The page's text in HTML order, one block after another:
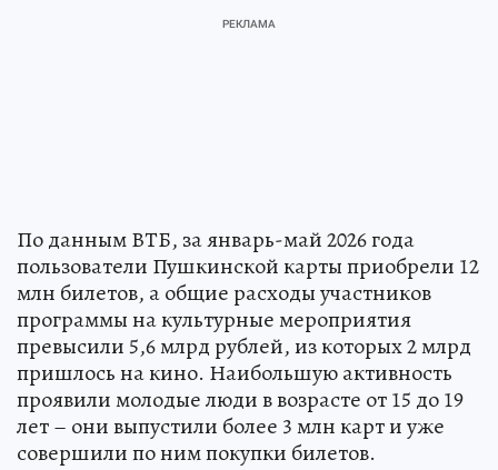
По данным ВТБ, за январь-май 2026 года
пользователи Пушкинской карты приобрели 12
млн билетов, а общие расходы участников
программы на культурные мероприятия
превысили 5,6 млрд рублей, из которых 2 млрд
пришлось на кино. Наибольшую активность
проявили молодые люди в возрасте от 15 до 19
лет – они выпустили более 3 млн карт и уже
совершили по ним покупки билетов.